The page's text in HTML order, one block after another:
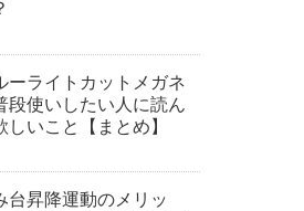
ーライトカットメガネ
段使いしたい人に読ん
しいこと【まとめ】
台昇降運動のメリッ